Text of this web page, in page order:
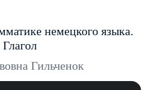
немецкого языка.
Глагол
Гильченок